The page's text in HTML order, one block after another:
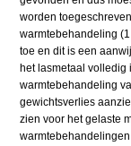
worden
warmtebehandeling
toe en dit is een
het lasmetaal volledig
warmtebehandeling
gewichtsverlies
zien voor het gelaste